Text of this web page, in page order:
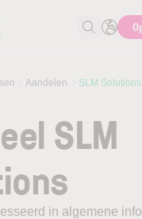
Zoek naar
Aandelen SLM Solutions
SLM
in algemene